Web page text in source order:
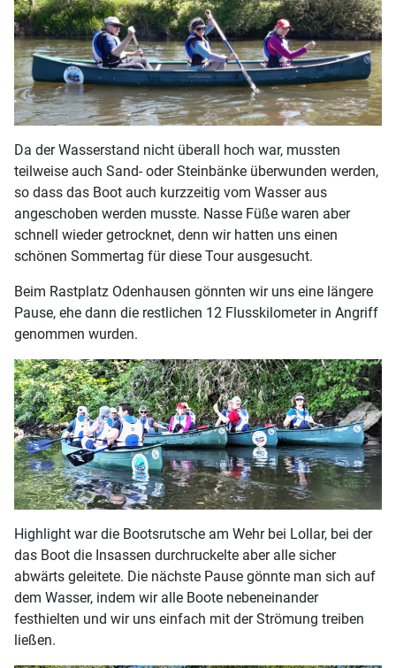
Da der Wasserstand nicht überall hoch war, mussten
teilweise auch Sand- oder Steinbänke überwunden werden,
so dass das Boot auch kurzzeitig vom Wasser aus
angeschoben werden musste. Nasse Füße waren aber
schnell wieder getrocknet, denn wir hatten uns einen
schönen Sommertag für diese Tour ausgesucht.
Beim Rastplatz Odenhausen gönnten wir uns eine längere
Pause, ehe dann die restlichen 12 Flusskilometer in Angriff
genommen wurden.
Highlight war die Bootsrutsche am Wehr bei Lollar, bei der
das Boot die Insassen durchruckelte aber alle sicher
abwärts geleitete. Die nächste Pause gönnte man sich auf
dem Wasser, indem wir alle Boote nebeneinander
festhielten und wir uns einfach mit der Strömung treiben
ließen.